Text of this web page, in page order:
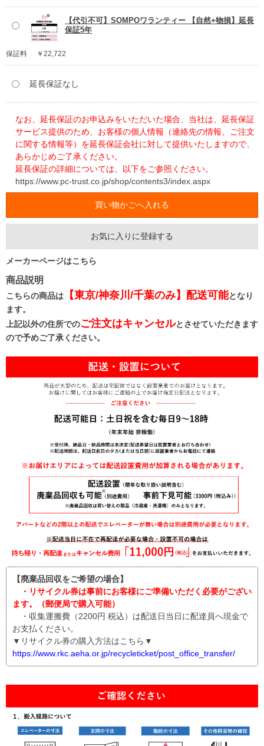
【代引不可】SOMPOワランティー 【自然+物損】延長
保証5年
保証料 ￥22,722
延長保証なし
なお、延長保証のお申込みをいただいた場合、当社は、延長保証
サービス提供のため、お客様の個人情報（連絡先の情報、ご注文
に関する情報等）を延長保証会社に対して提供いたしますので、
あらかじめご了承ください。
延長保証の詳細については、以下をご参照ください。
https://www.pc-trust.co.jp/shop/contents3/index.aspx
お気に入りに登録する
メーカーページはこちら
商品説明
こちらの商品は 【東京/神奈川/千葉のみ】配送可能となり
ます。
上記以外の住所でのご注文はキャンセルとさせていただきます
ので予めご了承ください。
【廃棄品回収をご希望の場合】
・リサイクル券は事前にお客様にご準備いただく必要がござい
ます。（郵便局で購入可能）
・収集運搬費（2200円 税込）は配送日当日に配達員へ現金で
お支払ください。
▼リサイクル券の購入方法はこちら▼
https://www.rkc.aeha.or.jp/recycleticket/post_office_transfer/